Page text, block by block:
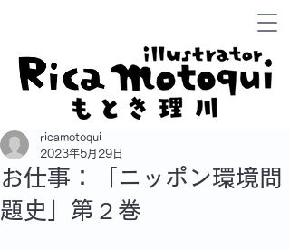
お仕事：「ニッポン環境問
題史」第２巻
ricamotoqui
2023年5月29日